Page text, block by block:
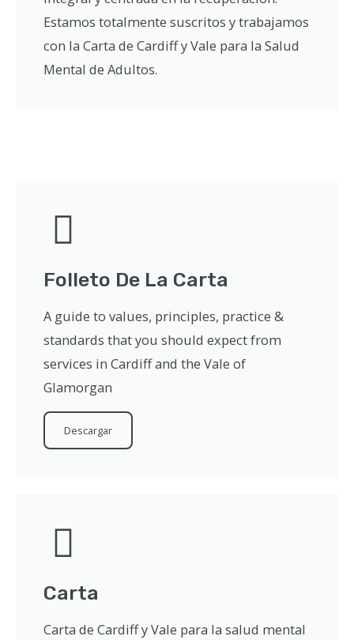
Estamos totalmente suscritos y trabajamos
con la Carta de Cardiff y Vale para la Salud
Mental de Adultos.
Folleto De La Carta
A guide to values, principles, practice &
standards that you should expect from
services in Cardiff and the Vale of
Glamorgan
Descargar
Carta
Carta de Cardiff y Vale para la salud mental